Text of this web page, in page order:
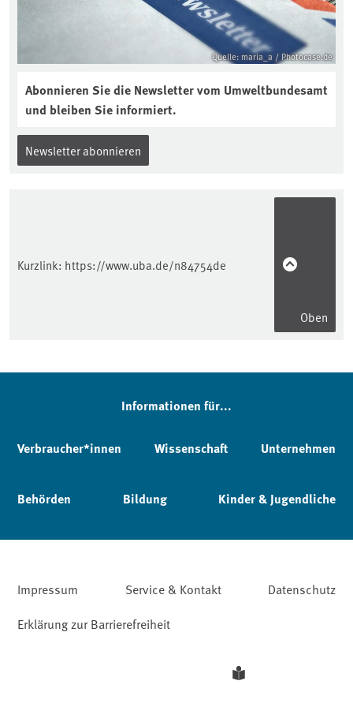
Quelle: maria_a / Photocase.de
Abonnieren Sie die Newsletter vom Umweltbundesamt
und bleiben Sie informiert.
Newsletter abonnieren
Kurzlink: https://www.uba.de/n84754de
Oben
Informationen für...
Verbraucher*innen Wissenschaft Unternehmen
Behörden Bildung Kinder & Jugendliche
Impressum Service & Kontakt
Datenschutz
Erklärung zur Barrierefreiheit